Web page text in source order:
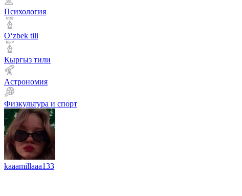
Психология
Оʻzbek tili
Кыргыз тили
Астрономия
Физкультура и спорт
kaaamillaaa133